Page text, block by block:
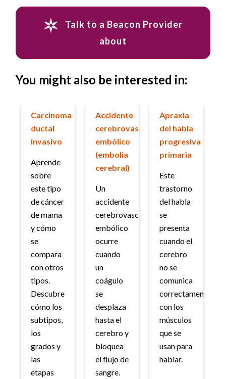
Talk to a Beacon Provider
about
You might also be interested in:
Carcinoma
ductal
invasivo
Aprende
sobre
este tipo
de cáncer
de mama
y cómo
se
compara
con otros
tipos.
Descubre
cómo los
subtipos,
los
grados y
las
etapas
Accidente
cerebrovascular
embólico
(embolia
cerebral)
Un
accidente
cerebrovascular
embólico
ocurre
cuando
un
coágulo
se
desplaza
hasta el
cerebro y
bloquea
el flujo de
sangre.
Apraxia
del habla
progresiva
primaria
Este
trastorno
del habla
se
presenta
cuando el
cerebro
no se
comunica
correctamente
con los
músculos
que se
usan para
hablar.